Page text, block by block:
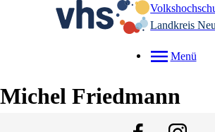
Landkreis
Menü
Michel Friedmann